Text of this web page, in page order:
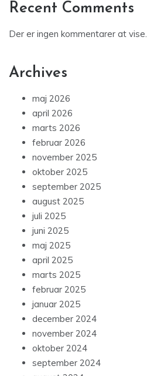
Recent Comments
Der er ingen kommentarer at vise.
Archives
maj 2026
april 2026
marts 2026
februar 2026
november 2025
oktober 2025
september 2025
august 2025
juli 2025
juni 2025
maj 2025
april 2025
marts 2025
februar 2025
januar 2025
december 2024
november 2024
oktober 2024
september 2024